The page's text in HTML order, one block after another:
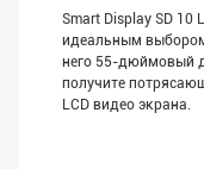
Smart Display SD 10
идеальным
него 55-дюймовый
получите
LCD видео экрана.